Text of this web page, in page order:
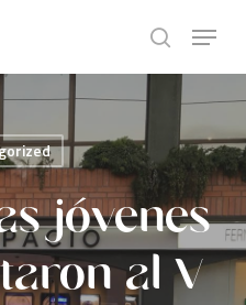
search
Menu
jóvenes
al V